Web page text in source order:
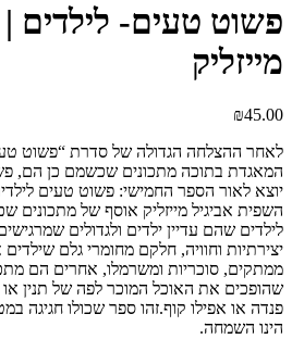
פשוט טעים- לילדים |
מייזליק
₪45.00
לאחר ההצלחה הגדולה של סדרת “פשוט
המאגדת בתוכה מתכונים שכשמם כן הם,
יוצא לאור הספר החמישי: פשוט טעים
השפית אביגיל מייזליק אוסף של מתכונים
לילדים שהם עדיין ילדים ולגדולים
יצירתיות וחוויה, חלקם מחומרי גלם
ממתקים, סוכריות ומשרמלו, אחרים הם
שהופכים את האוכל המוכר לפה של תנין או
פנדה או אפילו קוף.זהו ספר שכולו חגיגה
הינו השמחה.